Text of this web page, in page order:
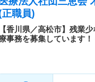
正職員)
【香川県／高松市】残業
事務を募集しています！